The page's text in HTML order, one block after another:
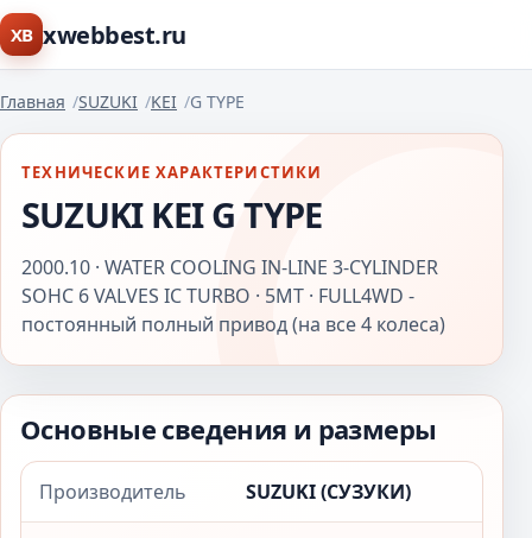
XB xwebbest.ru
Главная SUZUKI KEI G TYPE
ТЕХНИЧЕСКИЕ ХАРАКТЕРИСТИКИ
SUZUKI KEI G TYPE
2000.10 · WATER COOLING IN-LINE 3-CYLINDER
SOHC 6 VALVES IC TURBO · 5MT · FULL4WD -
постоянный полный привод (на все 4 колеса)
Основные сведения и размеры
Производитель SUZUKI (СУЗУКИ)